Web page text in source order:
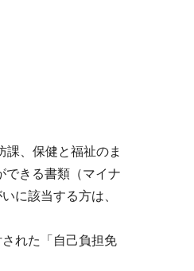
、保健と福祉のま
できる書類（マイナ
に該当する方は、
れた「自己負担免